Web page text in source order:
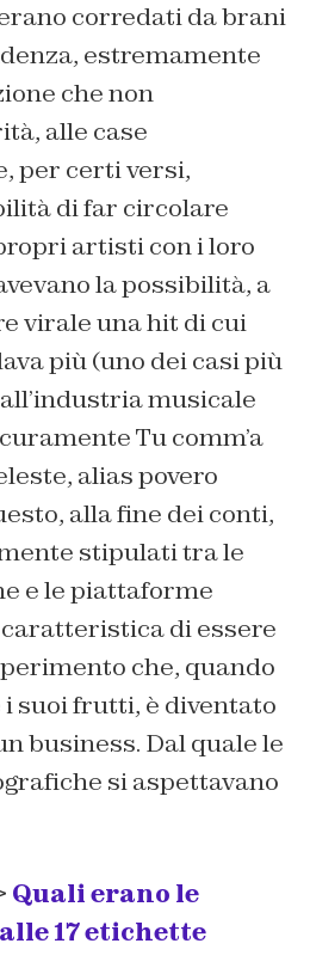
corredati da brani
estremamente
che non
alle case
per certi versi,
di far circolare
artisti con i loro
la possibilità, a
virale una hit di cui
più (uno dei casi più
musicale
Tu comm’a
aliaspovero
alla fine dei conti,
stipulati tra le
e le piattaforme
caratteristica di essere
che, quando
suoi frutti, è diventato
business. Dal quale le
si aspettavano
Quali erano le
17 etichette